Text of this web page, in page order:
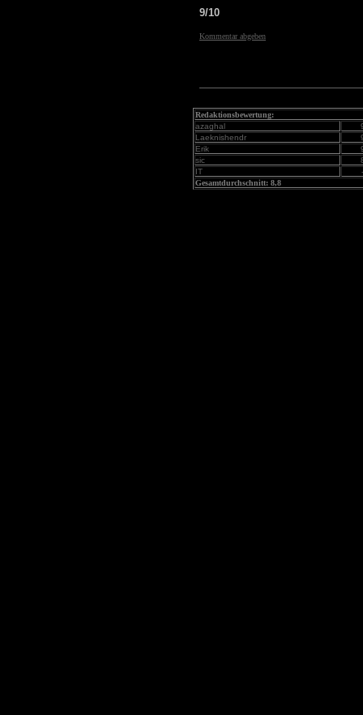
9/10
Kommentar abgeben
Redaktionsbewertung:
azaghal
Laeknishendr
Erik
sic
IT
-
Gesamtdurchschnitt: 8,8